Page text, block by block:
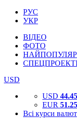
РУС
УКР
ВІДЕО
ФОТО
USD
USD
EUR
Всі курси валют